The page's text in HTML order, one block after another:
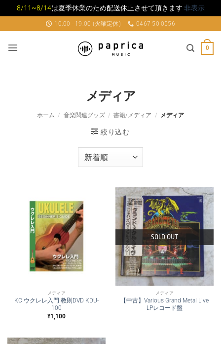
8/11~8/14は夏季休業のため配送休止させて頂きます 非表示
to
content
10:00 - 19:00 (火曜定休) 0467-50-0556
0
メディア
ホーム / 音楽関連グッズ / 書籍/メディア / メディア
絞り込む
メディア
KC ウクレレ入門 教則DVD KDU-
100
¥1,100
SOLD OUT
メディア
【中古】Various Grand Metal Live
LPレコード盤